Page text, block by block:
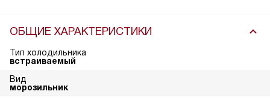
ОБЩИЕ ХАРАКТЕРИСТИКИ
Тип холодильника
встраиваемый
Вид
морозильник